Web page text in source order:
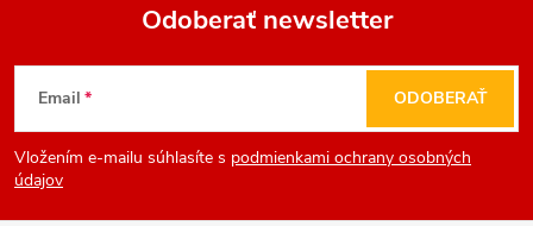
Z
á
p
Odoberať newsletter
Email
Vložením e-mailu súhlasíte s podmienkami ochrany osobných
údajov
ODOBERAŤ